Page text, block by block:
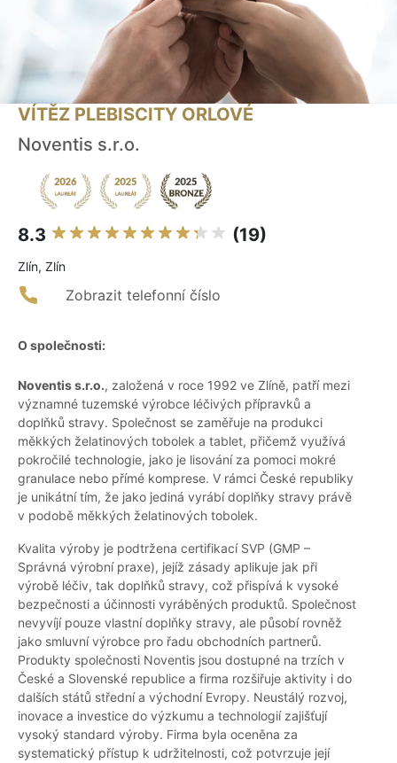
VÍTĚZ PLEBISCITY ORLOVÉ
Noventis s.r.o.
8.3 (19)
Zlín, Zlín
Zobrazit telefonní číslo
O společnosti:
Noventis s.r.o., založená v roce 1992 ve Zlíně, patří mezi
významné tuzemské výrobce léčivých přípravků a
doplňků stravy. Společnost se zaměřuje na produkci
měkkých želatinových tobolek a tablet, přičemž využívá
pokročilé technologie, jako je lisování za pomoci mokré
granulace nebo přímé komprese. V rámci České republiky
je unikátní tím, že jako jediná vyrábí doplňky stravy právě
v podobě měkkých želatinových tobolek.
Kvalita výroby je podtržena certifikací SVP (GMP –
Správná výrobní praxe), jejíž zásady aplikuje jak při
výrobě léčiv, tak doplňků stravy, což přispívá k vysoké
bezpečnosti a účinnosti vyráběných produktů. Společnost
nevyvíjí pouze vlastní doplňky stravy, ale působí rovněž
jako smluvní výrobce pro řadu obchodních partnerů.
Produkty společnosti Noventis jsou dostupné na trzích v
České a Slovenské republice a firma rozšiřuje aktivity i do
dalších států střední a východní Evropy. Neustálý rozvoj,
inovace a investice do výzkumu a technologií zajišťují
vysoký standard výroby. Firma byla oceněna za
systematický přístup k udržitelnosti, což potvrzuje její